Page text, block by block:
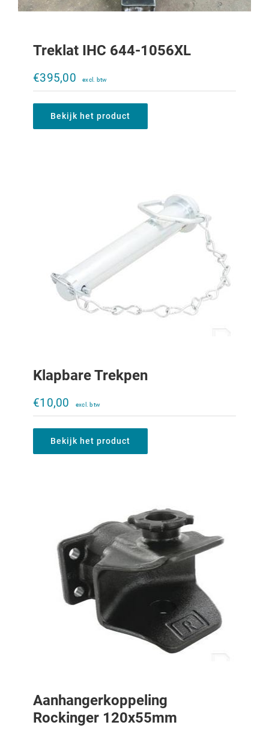
Treklat IHC 644-1056XL
€395,00
Bekijk het product
€10,00
Klapbare Trekpen
€10,00
Bekijk het product
Aanhangerkoppeling Rockinger
€335,00
Aanhangerkoppeling
Rockinger 120x55mm
Aanhangerkoppeling Rockinger